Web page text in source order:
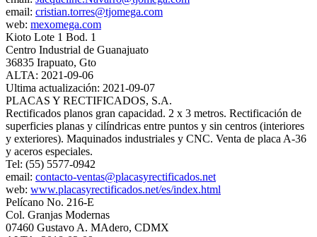
email: cristian.torres@tjomega.com
web: mexomega.com
Kioto Lote 1 Bod. 1
Centro Industrial de Guanajuato
36835 Irapuato, Gto
ALTA: 2021-09-06
Ultima actualización: 2021-09-07
PLACAS Y RECTIFICADOS, S.A.
Rectificados planos gran capacidad. 2 x 3 metros. Rectificación de
superficies planas y cilíndricas entre puntos y sin centros (interiores
y exteriores). Maquinados industriales y CNC. Venta de placa A-36
y aceros especiales.
Tel: (55) 5577-0942
email: contacto-ventas@placasyrectificados.net
web: www.placasyrectificados.net/es/index.html
Pelícano No. 216-E
Col. Granjas Modernas
07460 Gustavo A. MAdero, CDMX